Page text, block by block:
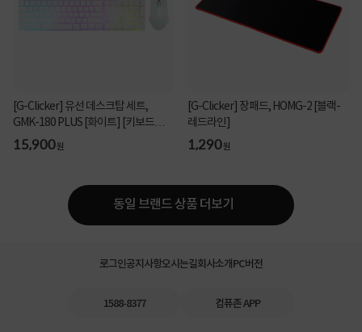
[G-Clicker] 유선 데스크탑 세트,
GMK-180 PLUS [화이트] [키보드
USB/마우스USB]
15,900원
[G-Clicker] 장패드, HOMG-2 [블랙-
레드라인]
1,290원
동일 브랜드 상품 더보기
로그인공지사항오시는길회사소개PC버전
1588-8377 컴퓨존 APP